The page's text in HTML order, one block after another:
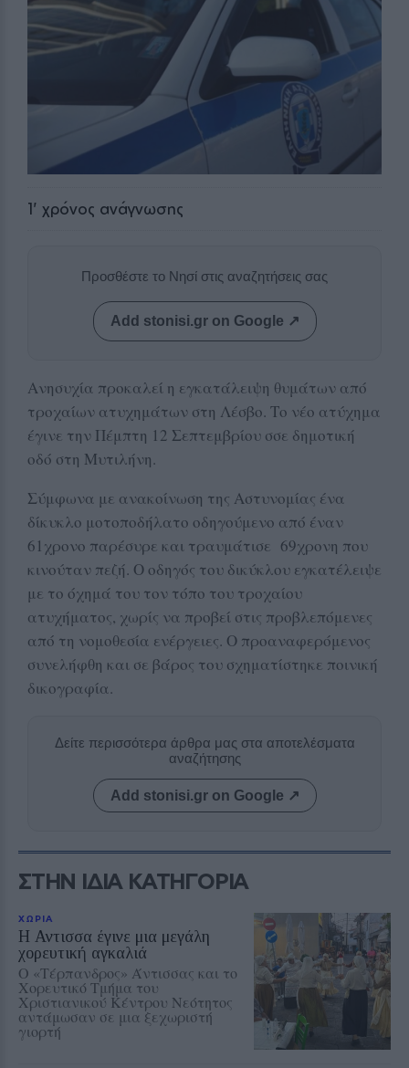
1' χρόνος ανάγνωσης
Προσθέστε το Νησί στις αναζητήσεις σας
Add stonisi.gr on Google ↗
Ανησυχία προκαλεί η εγκατάλειψη θυμάτων από
τροχαίων ατυχημάτων στη Λέσβο. Το νέο ατύχημα
έγινε την Πέμπτη 12 Σεπτεμβρίου σσε δημοτική
οδό στη Μυτιλήνη.
Σύμφωνα με ανακοίνωση της Αστυνομίας ένα
δίκυκλο μοτοποδήλατο οδηγούμενο από έναν
61χρονο παρέσυρε και τραυμάτισε 69χρονη που
κινούταν πεζή. Ο οδηγός του δικύκλου εγκατέλειψε
με το όχημά του τον τόπο του τροχαίου
ατυχήματος, χωρίς να προβεί στις προβλεπόμενες
από τη νομοθεσία ενέργειες. Ο προαναφερόμενος
συνελήφθη και σε βάρος του σχηματίστηκε ποινική
δικογραφία.
Δείτε περισσότερα άρθρα μας στα αποτελέσματα
αναζήτησης
Add stonisi.gr on Google ↗
ΣΤΗΝ ΙΔΙΑ ΚΑΤΗΓΟΡΙΑ
ΧΩΡΙΑ
Η Αντισσα έγινε μια μεγάλη
χορευτική αγκαλιά
Ο «Τέρπανδρος» Άντισσας και το
Χορευτικό Τμήμα του
Χριστιανικού Κέντρου Νεότητος
αντάμωσαν σε μια ξεχωριστή
γιορτή